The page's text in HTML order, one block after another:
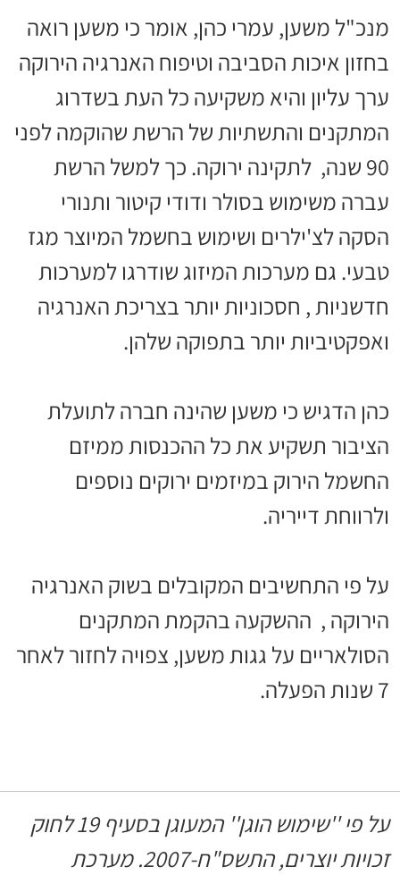
מנכ"ל משען, עמרי כהן, אומר כי משען רואה
בחזון איכות הסביבה וטיפוח האנרגיה הירוקה
ערך עליון והיא משקיעה כל העת בשדרוג
המתקנים והתשתיות של הרשת שהוקמה לפני
90 שנה, לתקינה ירוקה. כך למשל הרשת
עברה משימוש בסולר ודודי קיטור ותנורי
הסקה לצ'ילרים ושימוש בחשמל המיוצר מגז
טבעי. גם מערכות המיזוג שודרגו למערכות
חדשניות , חסכוניות יותר בצריכת האנרגיה
ואפקטיביות יותר בתפוקה שלהן.
כהן הדגיש כי משען שהינה חברה לתועלת
הציבור תשקיע את כל ההכנסות ממיזם
החשמל הירוק במיזמים ירוקים נוספים
ולרווחת דייריה.
על פי התחשיבים המקובלים בשוק האנרגיה
הירוקה , ההשקעה בהקמת המתקנים
הסולאריים על גגות משען, צפויה לחזור לאחר
7 שנות הפעלה.
על פי ''שימוש הוגן'' המעוגן בסעיף 19 לחוק
זכויות יוצרים, התשס"ח-2007. מערכת